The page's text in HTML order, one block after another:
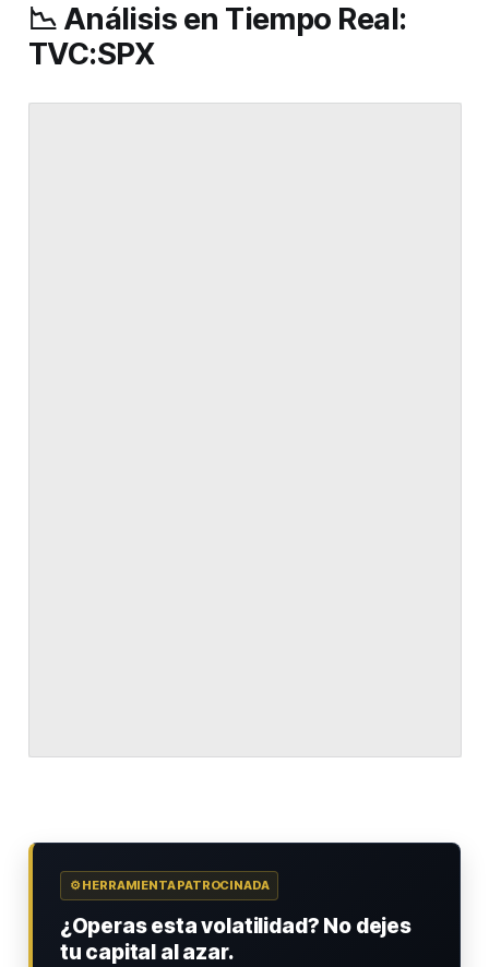
📉 Análisis en Tiempo Real:
TVC:SPX
⚙️ HERRAMIENTA PATROCINADA
¿Operas esta volatilidad? No dejes
tu capital al azar.